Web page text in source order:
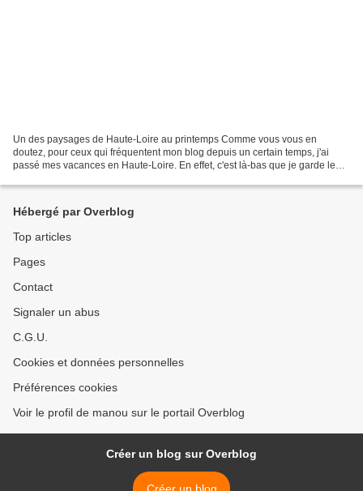
Un des paysages de Haute-Loire au printemps Comme vous vous en
doutez, pour ceux qui fréquentent mon blog depuis un certain temps, j'ai
passé mes vacances en Haute-Loire. En effet, c'est là-bas que je garde le
Hébergé par Overblog
Top articles
Pages
Contact
Signaler un abus
C.G.U.
Cookies et données personnelles
Préférences cookies
Voir le profil de manou sur le portail Overblog
Créer un blog sur Overblog